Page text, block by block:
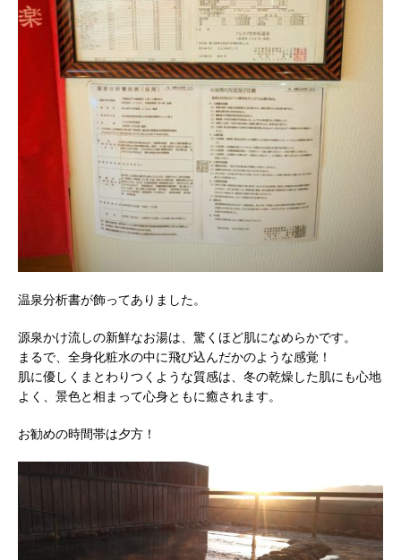
温泉分析書が飾ってありました。
源泉かけ流しの新鮮なお湯は、驚くほど肌になめらかです。
まるで、全身化粧水の中に飛び込んだかのような感覚！
肌に優しくまとわりつくような質感は、冬の乾燥した肌にも心地
よく、景色と相まって心身ともに癒されます。
お勧めの時間帯は夕方！